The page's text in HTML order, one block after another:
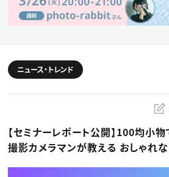
CREATIVE JOB求人検索
特集求人
採用説明会
スキルアップしたい！
デザイン
編集・ライティング
マーケティング
ディレクション
業界解説・キャリア事情
お役立ち基礎知識
TOP Creator’s コラム
Webクリエイター
アプリクリエイター
ゲームクリエイター
映像クリエイター
マーケッター
セミナー
ニュース・トレンド
【セミナーレポート公開】100均小
撮影カメラマンが教える おしゃれ